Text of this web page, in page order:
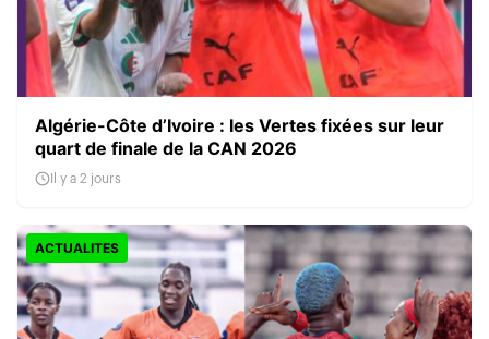
Algérie-Côte d’Ivoire : les Vertes fixées sur leur
quart de finale de la CAN 2026
Il y a 2 jours
ACTUALITES